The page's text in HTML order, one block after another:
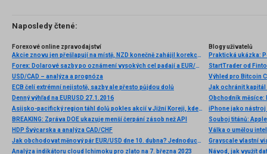
Naposledy čtené:
Forexové online zpravodajství
Akcie znovu jen přešlapují na místě, NZD konečně zahájil korekci srpnových ztrát
Forex: Dolarové sazby po oznámení vysokých cel padají a EUR/USD letí vzhůru
USD/CAD – analýza a prognóza
ECB čelí extrémní nejistotě, sazby ale přesto půjdou dolů
Denný výhľad na EURUSD 27.1.2016
Asijsko-pacifický region táhl dolů pokles akcií v Jižní Koreji, kde bylo vyhlášeno stanné právo
BREAKING: Zpráva DOE ukazuje menší čerpání zásob než API
HDP Švýcarska a analýza CAD/CHF
Jak obchodovat měnový pár EUR/USD dne 10. dubna? Jednoduché tipy a obchodní analýza pro začátečníky
Analýza indikátoru cloud Ichimoku pro zlato na 7. března 2023
Blogy uživatelů
Praktická ukázka:
StartTrader od
Výhled pro Bitcoin
Jak ochránit
Obchodník
iPhone jako nástroj
Souboj titánů:
Grayscale vlastní
Návod, jak využít